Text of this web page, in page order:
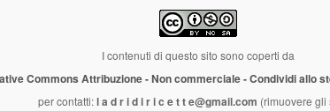
I contenuti di questo sito sono coperti da
Commons Attribuzione - Non commerciale - Condividi allo
per contatti:l a d r i d i r i c e t t e@gmail.com (rimuovere gli